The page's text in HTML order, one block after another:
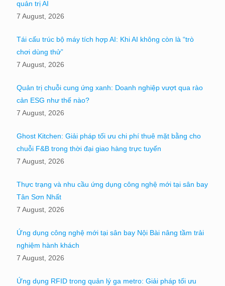
quản trị AI
7 August, 2026
Tái cấu trúc bộ máy tích hợp AI: Khi AI không còn là “trò
chơi dùng thử”
7 August, 2026
Quản trị chuỗi cung ứng xanh: Doanh nghiệp vượt qua rào
cản ESG như thế nào?
7 August, 2026
Ghost Kitchen: Giải pháp tối ưu chi phí thuê mặt bằng cho
chuỗi F&B trong thời đại giao hàng trực tuyến
7 August, 2026
Thực trạng và nhu cầu ứng dụng công nghệ mới tại sân bay
Tân Sơn Nhất
7 August, 2026
Ứng dụng công nghệ mới tại sân bay Nội Bài nâng tầm trải
nghiệm hành khách
7 August, 2026
Ứng dụng RFID trong quản lý ga metro: Giải pháp tối ưu